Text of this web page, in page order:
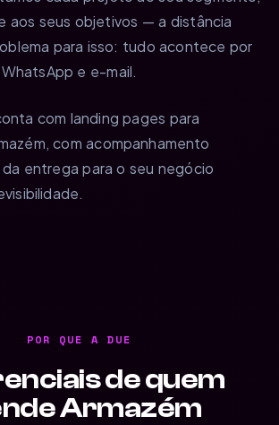
aos seus objetivos — a distância
para isso: tudo acontece por
e e-mail.
com landing pages para
com acompanhamento
entrega para o seu negócio
POR QUE A DUE
de quem
Armazém